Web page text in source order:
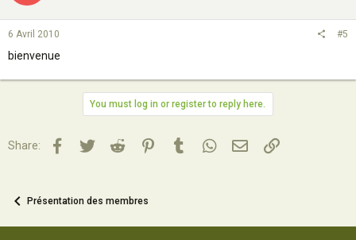
6 Avril 2010 #5
bienvenue
You must log in or register to reply here.
Share: Facebook
TwitterReddit PinterestTumblrWhatsApp
Email Lien
Présentation des membres